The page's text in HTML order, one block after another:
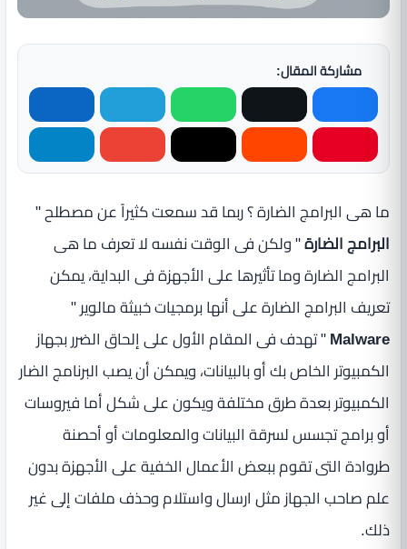
مشاركة المقال:
ما هى البرامج الضارة ؟ ربما قد سمعت كثيراً عن مصطلح "
البرامج الضارة" ولكن فى الوقت نفسه لا تعرف ما هى
البرامج الضارة وما تأثيرها على الأجهزة فى البداية، يمكن
تعريف البرامج الضارة على أنها برمجيات خبيثة مالوير "
Malware" تهدف فى المقام الأول على إلحاق الضرر بجهاز
الكمبيوتر الخاص بك أو بالبيانات، ويمكن أن يصب البرنامج الضار
الكمبيوتر بعدة طرق مختلفة ويكون على شكل أما فيروسات
أو برامج تجسس لسرقة البيانات والمعلومات أو أحصنة
طروادة التى تقوم ببعض الأعمال الخفية على الأجهزة بدون
علم صاحب الجهاز مثل ارسال واستلام وحذف ملفات إلى غير
ذلك.